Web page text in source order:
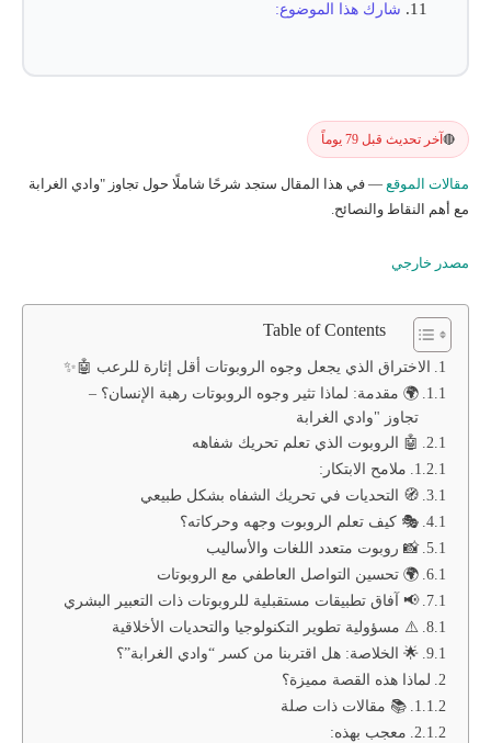
شارك هذا الموضوع:
🔴 آخر تحديث قبل 79 يوماً
مقالات الموقع — في هذا المقال ستجد شرحًا شاملًا حول تجاوز "وادي الغرابة
مع أهم النقاط والنصائح.
مصدر خارجي
Table of Contents
الاختراق الذي يجعل وجوه الروبوتات أقل إثارة للرعب 🤖✨
🌍 مقدمة: لماذا تثير وجوه الروبوتات رهبة الإنسان؟ –
تجاوز "وادي الغرابة
🤖 الروبوت الذي تعلم تحريك شفاهه
ملامح الابتكار:
🧭 التحديات في تحريك الشفاه بشكل طبيعي
🎭 كيف تعلم الروبوت وجهه وحركاته؟
📸 روبوت متعدد اللغات والأساليب
🌍 تحسين التواصل العاطفي مع الروبوتات
📢 آفاق تطبيقات مستقبلية للروبوتات ذات التعبير البشري
⚠️ مسؤولية تطوير التكنولوجيا والتحديات الأخلاقية
🌟 الخلاصة: هل اقتربنا من كسر “وادي الغرابة”؟
لماذا هذه القصة مميزة؟
📚 مقالات ذات صلة
معجب بهذه: